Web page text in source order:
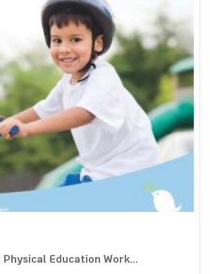
Education Work...